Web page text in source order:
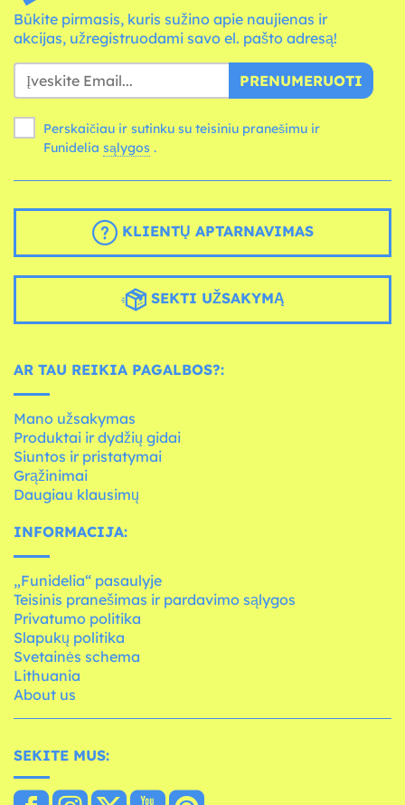
Būkite pirmasis, kuris sužino apie naujienas ir
akcijas, užregistruodami savo el. pašto adresą!
PRENUMERUOTI
Perskaičiau ir sutinku su teisiniu pranešimu ir
Funidelia sąlygos .
KLIENTŲ APTARNAVIMAS
SEKTI UŽSAKYMĄ
AR TAU REIKIA PAGALBOS?:
Mano užsakymas
Produktai ir dydžių gidai
Siuntos ir pristatymai
Grąžinimai
Daugiau klausimų
INFORMACIJA:
„Funidelia“ pasaulyje
Teisinis pranešimas ir pardavimo sąlygos
Privatumo politika
Slapukų politika
Svetainės schema
Lithuania
About us
SEKITE MUS: